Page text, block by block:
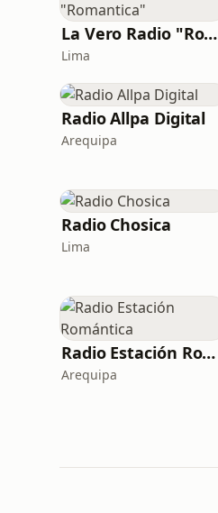
La Vero Radio "Romantica"
Lima
Radio Allpa Digital
Arequipa
Radio Chosica
Lima
Radio Estación Romántica
Arequipa